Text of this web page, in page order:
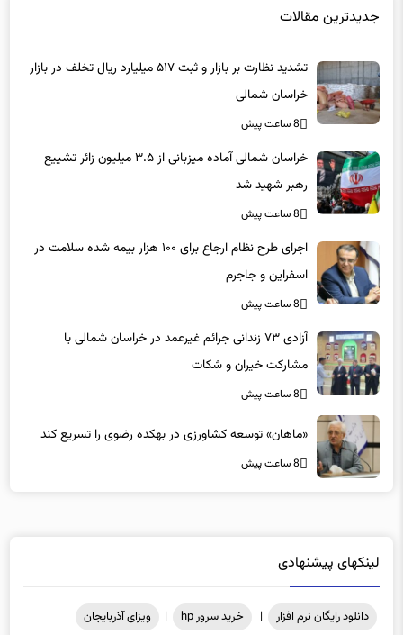
جدیدترین مقالات
تشدید نظارت بر بازار و ثبت ۵۱۷ میلیارد ریال تخلف در بازار
خراسان شمالی
8 ساعت پیش
خراسان شمالی آماده میزبانی از ۳.۵ میلیون زائر تشییع
رهبر شهید شد
8 ساعت پیش
اجرای طرح نظام ارجاع برای ۱۰۰ هزار بیمه شده سلامت در
اسفراین و جاجرم
8 ساعت پیش
آزادی ۷۳ زندانی جرائم غیرعمد در خراسان شمالی با
مشارکت خیران و شکات
8 ساعت پیش
«ماهان» توسعه کشاورزی در بهکده رضوی را تسریع کند
8 ساعت پیش
لینکهای پیشنهادی
دانلود رایگان نرم افزار | خرید سرور hp | ویزای آذربایجان